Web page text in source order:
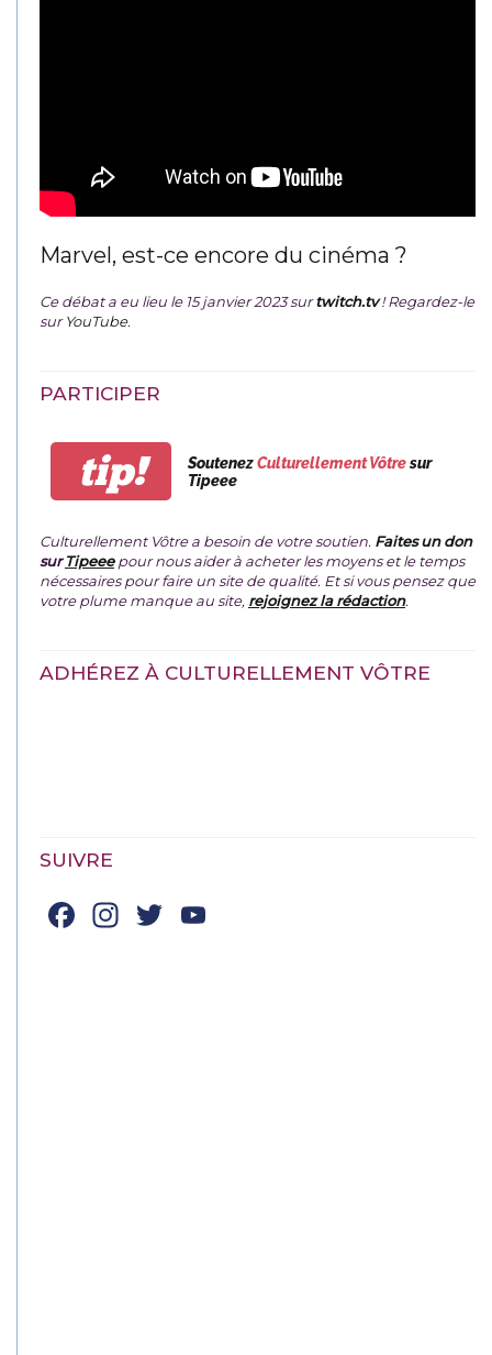
Marvel, est-ce encore du cinéma ?
Ce débat a eu lieu le 15 janvier 2023 surtwitch.tv ! Regardez-le
surYouTube.
PARTICIPER
tip! SoutenezCulturellement Vôtresur
Tipeee
Culturellement Vôtre a besoin de votre soutien. Faites un don
surTipeeepour nous aider à acheter les moyens et le temps
nécessaires pour faire un site de qualité. Et si vous pensez que
votre plume manque au site, rejoignez la rédaction.
ADHÉREZ À CULTURELLEMENT VÔTRE
SUIVRE
Facebook
Instagram
Twitter